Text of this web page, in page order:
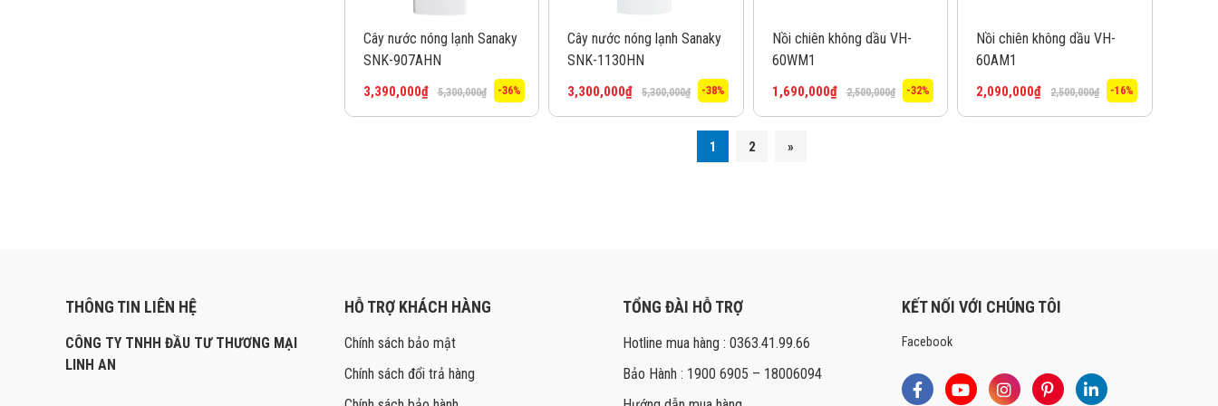
Cây nước nóng lạnh Sanaky
SNK-907AHN
5,300,000₫
3,390,000₫ -36%
Cây nước nóng lạnh Sanaky
SNK-1130HN
5,300,000₫
3,300,000₫ -38%
Nồi chiên không dầu VH-
60WM1
2,500,000₫
1,690,000₫ -32%
Nồi chiên không dầu VH-
60AM1
2,500,000₫
2,090,000₫ -16%
1 2 »
THÔNG TIN LIÊN HỆ
CÔNG TY TNHH ĐẦU TƯ THƯƠNG MẠI
LINH AN
HỖ TRỢ KHÁCH HÀNG
Chính sách bảo mật
Chính sách đổi trả hàng
TỔNG ĐÀI HỖ TRỢ
Hotline mua hàng : 0363.41.99.66
Bảo Hành : 1900 6905 – 18006094
KẾT NỐI VỚI CHÚNG TÔI
Facebook